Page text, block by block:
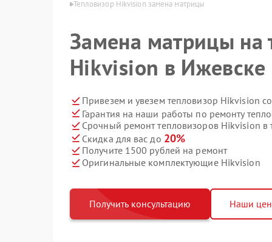
Тепловизор Hikvision замена матрицы
Замена матрицы на
Hikvision в Ижевске
Привезем и увезем тепловизор Hikvision
Гарантия на наши работы по ремонту
Срочный ремонт тепловизоров Hikvision в
Скидка для вас до 20%
Получите 1500 рублей на ремонт
Оригинальные комплектующие Hikvision
Получить консультацию Наши